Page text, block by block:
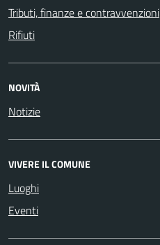
Tributi, finanze e contravvenzioni
Rifiuti
NOVITÀ
Notizie
VIVERE IL COMUNE
Luoghi
Eventi